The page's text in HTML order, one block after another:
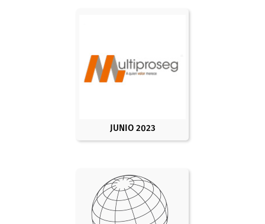
JUNIO 2023